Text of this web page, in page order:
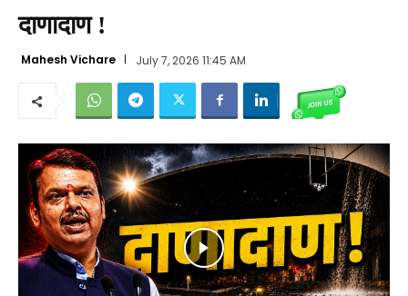
दाणादाण !
Mahesh Vichare July 7, 2026 11:45 AM